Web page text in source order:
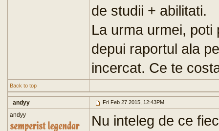
de studii + abilitati.
La urma urmei,
depui raportul ala
incercat. Ce te
Back to top
andyy Fri Feb 27 2015, 12:43PM
andyy
Nu inteleg de ce